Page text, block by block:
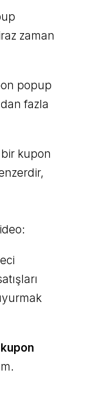
zaman
popup
fazla
kupon
kupon